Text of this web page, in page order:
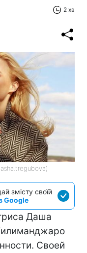
2 хв
змісту своїй
Google
Даша
Своей